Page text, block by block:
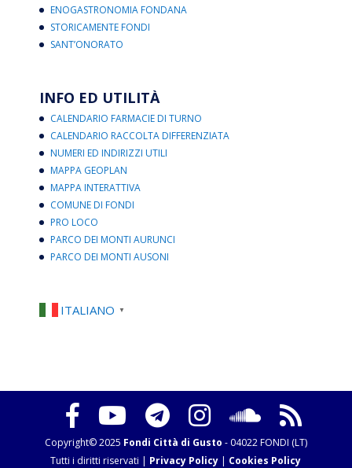
ENOGASTRONOMIA FONDANA
STORICAMENTE FONDI
SANT’ONORATO
INFO ED UTILITÀ
CALENDARIO FARMACIE DI TURNO
CALENDARIO RACCOLTA DIFFERENZIATA
NUMERI ED INDIRIZZI UTILI
MAPPA GEOPLAN
MAPPA INTERATTIVA
COMUNE DI FONDI
PRO LOCO
PARCO DEI MONTI AURUNCI
PARCO DEI MONTI AUSONI
ITALIANO ▼
Copyright© 2025 Fondi Città di Gusto - 04022 FONDI (LT)
Tutti i diritti riservati | Privacy Policy | Cookies Policy